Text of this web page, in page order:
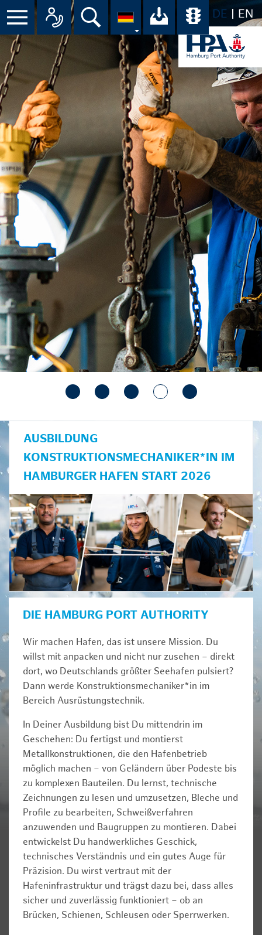
DE EN
Menü Alle Ansprechpartner im
Suche Ihr Download-
AUSBILDUNG
KONSTRUKTIONSMECHANIKER*IN IM
HAMBURGER HAFEN START 2026
DIE HAMBURG PORT AUTHORITY
Wir machen Hafen, das ist unsere Mission. Du
willst mit anpacken und nicht nur zusehen – direkt
dort, wo Deutschlands größter Seehafen pulsiert?
Dann werde Konstruktionsmechaniker*in im
Bereich Ausrüstungstechnik.
In Deiner Ausbildung bist Du mittendrin im
Geschehen: Du fertigst und montierst
Metallkonstruktionen, die den Hafenbetrieb
möglich machen – von Geländern über Podeste bis
zu komplexen Bauteilen. Du lernst, technische
Zeichnungen zu lesen und umzusetzen, Bleche und
Profile zu bearbeiten, Schweißverfahren
anzuwenden und Baugruppen zu montieren. Dabei
entwickelst Du handwerkliches Geschick,
technisches Verständnis und ein gutes Auge für
Präzision. Du wirst vertraut mit der
Hafeninfrastruktur und trägst dazu bei, dass alles
sicher und zuverlässig funktioniert – ob an
Brücken, Schienen, Schleusen oder Sperrwerken.